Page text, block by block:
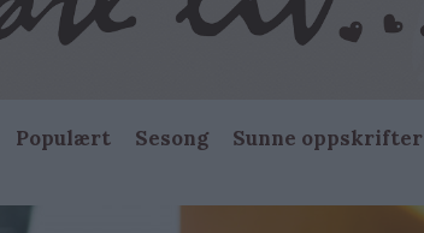
Populært Sesong Sunne oppskrifter